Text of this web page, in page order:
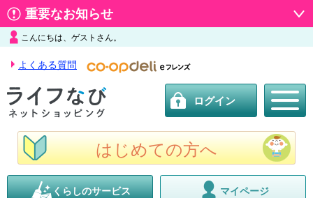
重要なお知らせ
こんにちは、ゲストさん。
よくある質問
ログイン
はじめての方へ
くらしのサービス マイページ